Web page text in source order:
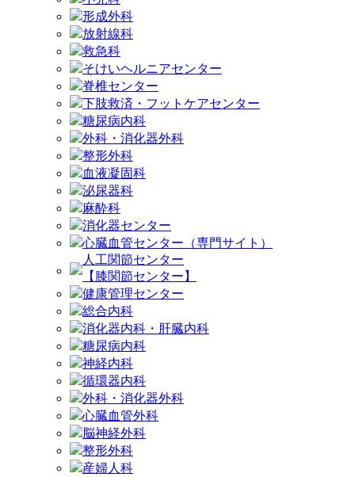
形成外科
放射線科
救急科
そけいヘルニアセンター
脊椎センター
下肢救済・フットケアセンター
糖尿病内科
外科・消化器外科
整形外科
血液凝固科
泌尿器科
麻酔科
消化器センター
心臓血管センター（専門サイト）
人工関節センター
【膝関節センター】
健康管理センター
総合内科
消化器内科・肝臓内科
糖尿病内科
神経内科
循環器内科
外科・消化器外科
心臓血管外科
脳神経外科
整形外科
産婦人科